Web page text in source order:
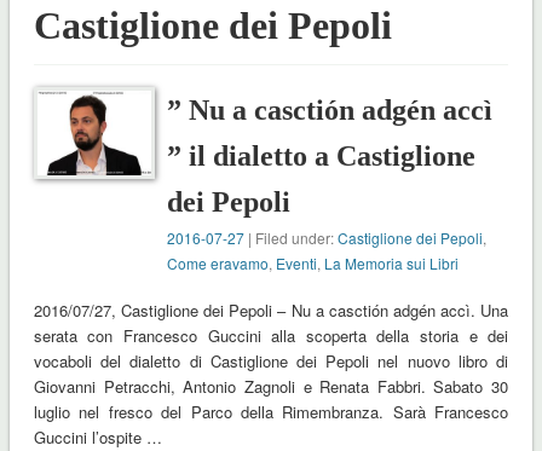
Castiglione dei Pepoli
” Nu a casctión adgén accì
” il dialetto a Castiglione
dei Pepoli
2016-07-27 | Filed under:Castiglione dei Pepoli,
Come eravamo, Eventi, La Memoria sui Libri
2016/07/27, Castiglione dei Pepoli – Nu a casctión adgén accì. Una
serata con Francesco Guccini alla scoperta della storia e dei
vocaboli del dialetto di Castiglione dei Pepoli nel nuovo libro di
Giovanni Petracchi, Antonio Zagnoli e Renata Fabbri. Sabato 30
luglio nel fresco del Parco della Rimembranza. Sarà Francesco
Guccini l’ospite …